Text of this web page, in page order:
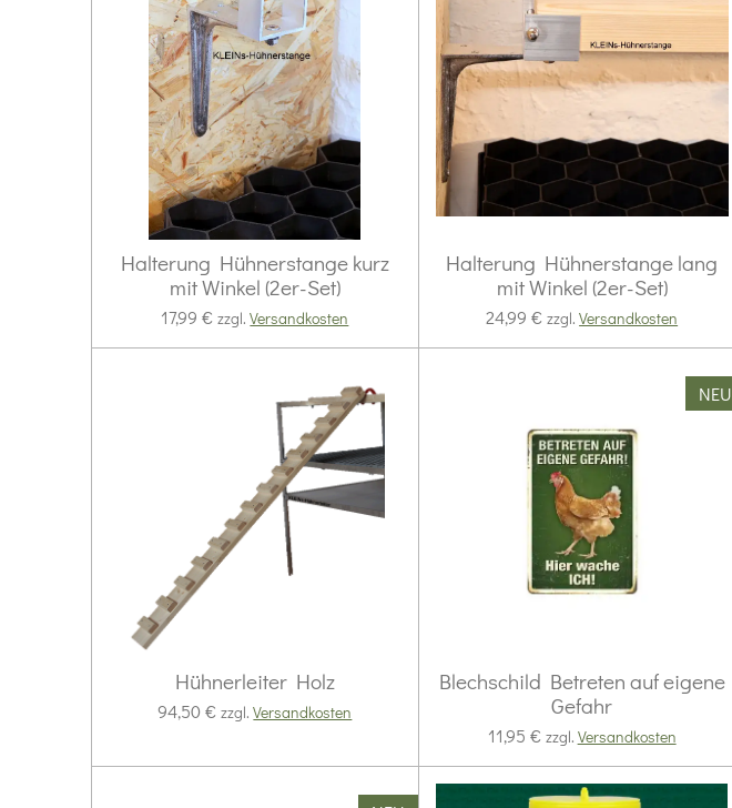
Halterung Hühnerstange kurz
mit Winkel (2er-Set)
17,99 € zzgl.Versandkosten
Halterung Hühnerstange lang
mit Winkel (2er-Set)
24,99 € zzgl.Versandkosten
Hühnerleiter Holz
94,50 € zzgl.Versandkosten
NEU
Blechschild Betreten auf eigene
Gefahr
11,95 € zzgl. Versandkosten